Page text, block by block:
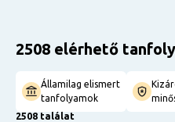
2508 elérhető
Államilag elismert
tanfolyamok
2508 találat